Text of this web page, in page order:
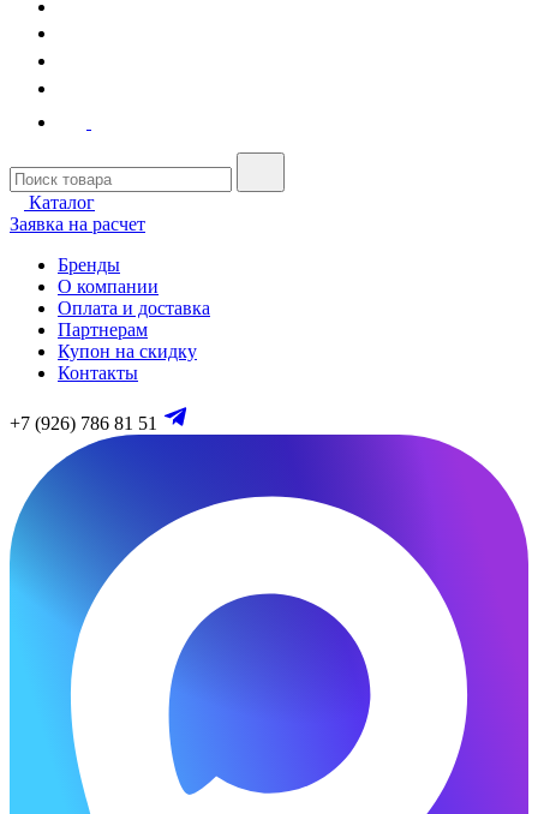
Каталог
Заявка на расчет
Бренды
О компании
Оплата и доставка
Партнерам
Купон на скидку
Контакты
+7 (926) 786 81 51